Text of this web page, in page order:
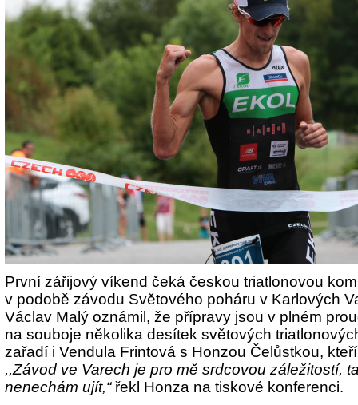
První zářijový víkend čeká českou triatlonovou
v podobě závodu Světového poháru v Karlových
Václav Malý oznámil, že přípravy jsou v plném
na souboje několika desítek světových
zařadí i Vendula Frintová s Honzou Čelůstkou,
,,Závod ve Varech je pro mě srdcovou záležitostí,
nenechám ujít,“řekl Honza na tiskové konferenci.